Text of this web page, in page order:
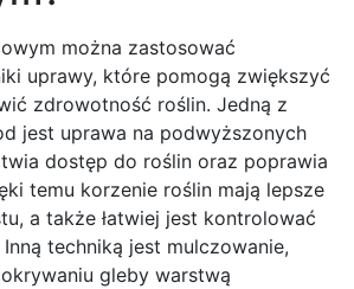
można zastosować
uprawy, które pomogą zwiększyć
zdrowotność roślin. Jedną z
jest uprawa na podwyższonych
dostęp do roślin oraz poprawia
temu korzenie roślin mają lepsze
a także łatwiej jest kontrolować
techniką jest mulczowanie,
gleby warstwą